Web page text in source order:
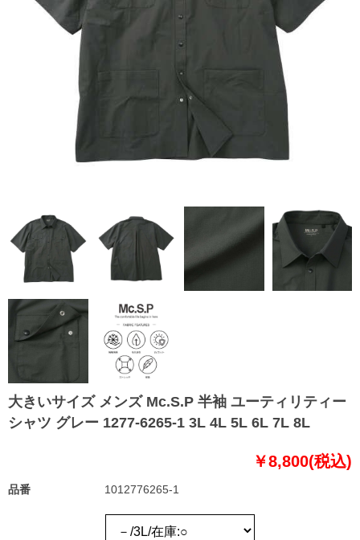
大きいサイズ メンズ Mc.S.P 半袖 ユーティリティー
シャツ グレー 1277-6265-1 3L 4L 5L 6L 7L 8L
￥8,800(税込)
品番 1012776265-1